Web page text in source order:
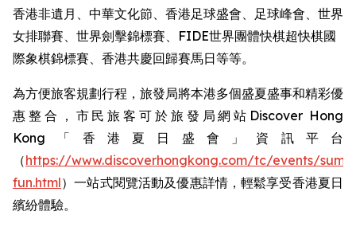
香港非遺月、中華文化節、香港足球盛會、足球峰會、世界
女排聯賽、世界劍擊錦標賽、FIDE世界團體快棋超快棋國
際象棋錦標賽、香港共慶回歸賽馬日等等。 ​
為方便旅客規劃行程，旅發局將本港多個盛夏盛事和精彩優
惠整合，市民旅客可於旅發局網站Discover Hong
Kong「香港夏日盛會」資訊平台
（https://www.discoverhongkong.com/tc/events/
fun.html）一站式閱覽活動及優惠詳情，輕鬆享受香港夏日
繽紛體驗。